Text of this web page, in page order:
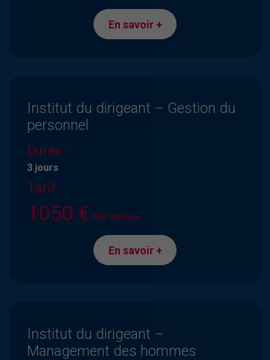
En savoir +
Institut du dirigeant – Gestion du
personnel
Durée :
3 jours
Tarif :
1050 € Net de taxe
En savoir +
Institut du dirigeant –
Management des hommes